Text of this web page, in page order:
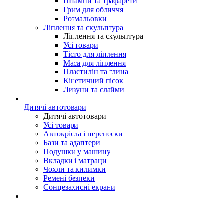
Грим для обличчя
Розмальовки
Ліплення та скульптура
Ліплення та скульптура
Усі товари
Тісто для ліплення
Маса для ліплення
Пластилін та глина
Кінетичний пісок
Лизуни та слайми
Дитячі автотовари
Дитячі автотовари
Усі товари
Автокрісла і переноски
Бази та адаптери
Подушки у машину
Вкладки і матраци
Чохли та килимки
Ремені безпеки
Сонцезахисні екрани